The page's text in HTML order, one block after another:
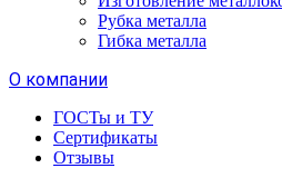
Рубка металла
Гибка металла
О компании
ГОСТы и ТУ
Сертификаты
Отзывы